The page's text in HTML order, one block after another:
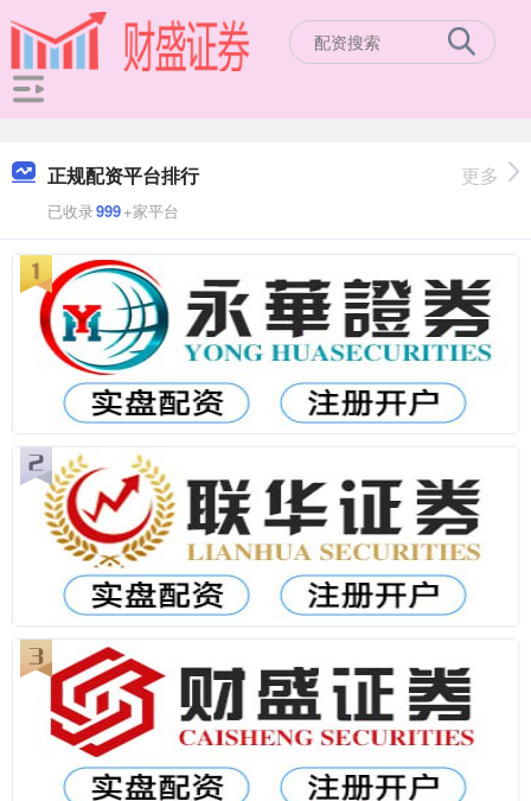
正规配资平台排行
已收录999+家平台
更多